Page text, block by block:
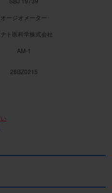
オージオメーター
ナト医科学株式会社
AM-1
28BZ0215